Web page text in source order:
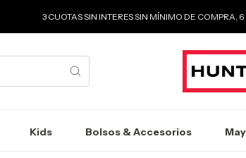
3 CUOTAS SIN INTERES SIN MÍNIMO DE COMPRA,
Kids Bolsos & Accesorios